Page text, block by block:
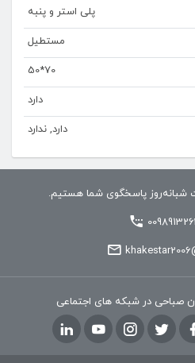
پلی استر و پنبه
مستطیل
70*50
دارد
دارد, ندارد
صباحی در شبکه های اجتماعی